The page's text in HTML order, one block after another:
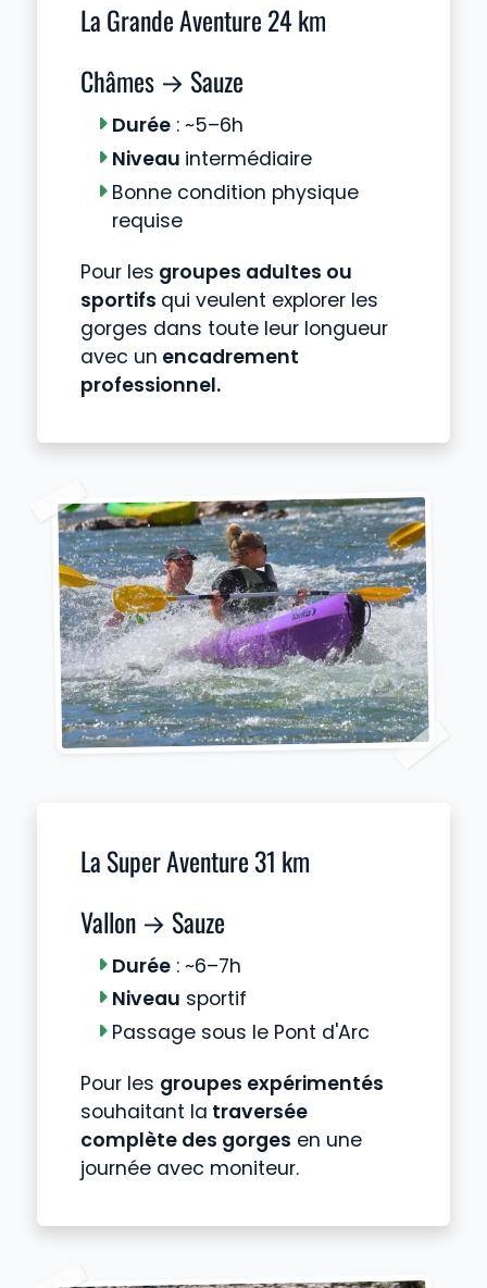
La Grande Aventure 24 km
Châmes → Sauze
Durée: ~5–6h
Niveau intermédiaire
Bonne condition physique
requise
Pour les groupes adultes ou
sportifs qui veulent explorer les
gorges dans toute leur longueur
avec un encadrement
professionnel.
La Super Aventure 31 km
Vallon → Sauze
Durée: ~6–7h
Niveau sportif
Passage sous le Pont d'Arc
Pour les groupes expérimentés
souhaitant la traversée
complète des gorges en une
journée avec moniteur.